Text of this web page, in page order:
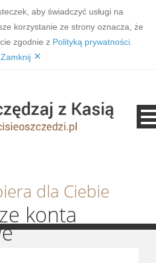
aby świadczyć usługi na
korzystanie ze strony oznacza, że
zgodnie z Polityką prywatności.
Zamknij ×
dla Ciebie
konta